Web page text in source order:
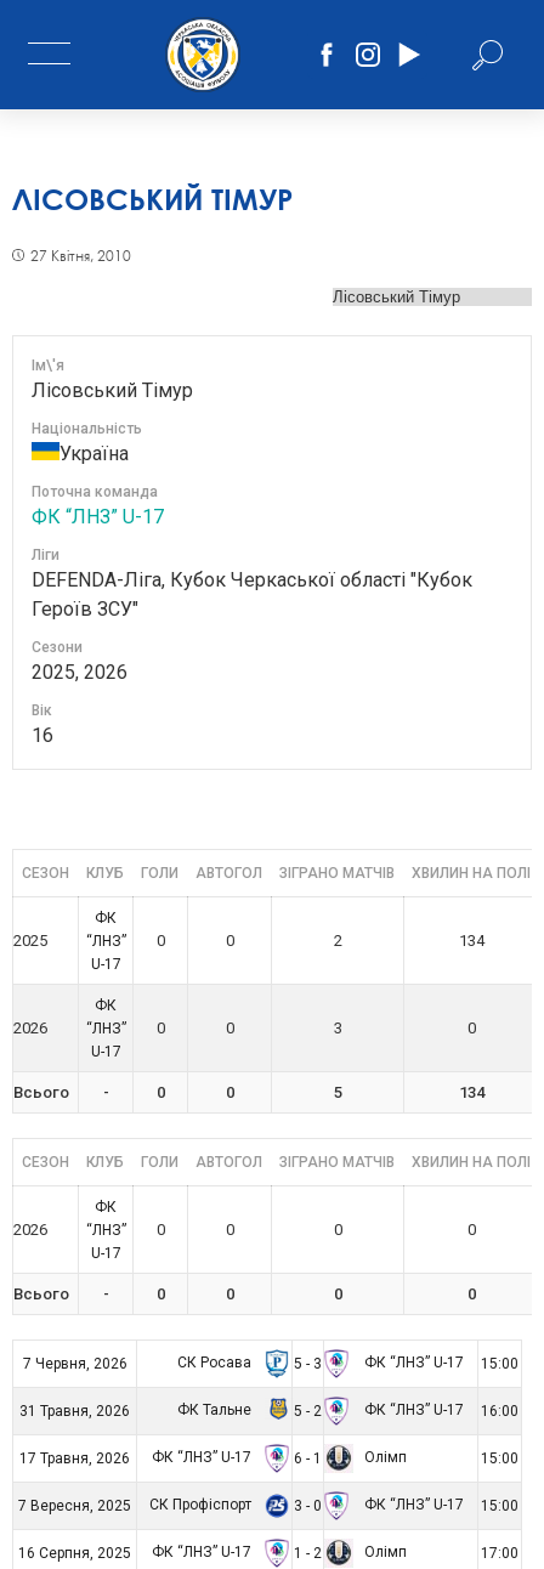
ЛІСОВСЬКИЙ ТІМУР
27 Квітня, 2010
Ім\'я
Лісовський Тімур
Національність
Україна
Поточна команда
ФК “ЛНЗ” U-17
Ліги
DEFENDA-Ліга, Кубок Черкаської області "Кубок
Героїв ЗСУ"
Сезони
2025, 2026
Вік
16
СЕЗОН КЛУБ ГОЛИ АВТОГОЛ ЗІГРАНО МАТЧІВ ХВИЛИН НА ПОЛІ
2025
ФК
“ЛНЗ”
U-17
0 0 2 134
2026
ФК
“ЛНЗ”
U-17
0 0 3 0
Всього - 0 0 5 134
СЕЗОН КЛУБ ГОЛИ АВТОГОЛ ЗІГРАНО МАТЧІВ ХВИЛИН НА ПОЛІ
2026
ФК
“ЛНЗ”
U-17
0 0 0 0
Всього - 0 0 0 0
7 Червня, 2026 СК Росава 5 - 3 ФК “ЛНЗ” U-17 15:00
31 Травня, 2026 ФК Тальне 5 - 2 ФК “ЛНЗ” U-17 16:00
17 Травня, 2026 ФК “ЛНЗ” U-17 6 - 1 Олімп 15:00
7 Вересня, 2025 СК Профіспорт 3 - 0 ФК “ЛНЗ” U-17 15:00
16 Серпня, 2025 ФК “ЛНЗ” U-17 1 - 2 Олімп 17:00